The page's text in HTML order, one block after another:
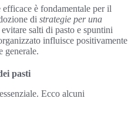
è fondamentale per il
di strategie per una
salti di pasto e spuntini
influisce positivamente
generale.
pasti
Ecco alcuni